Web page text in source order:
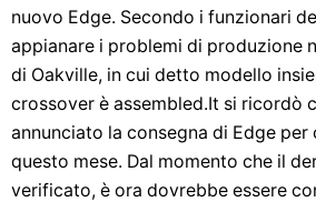
nuovo Edge. Secondo i funzionari
appianare i problemi di produzione
di Oakville, in cui detto modello
crossover è assembled.It si ricordò
annunciato la consegna di Edge per
questo mese. Dal momento che il
verificato, è ora dovrebbe essere